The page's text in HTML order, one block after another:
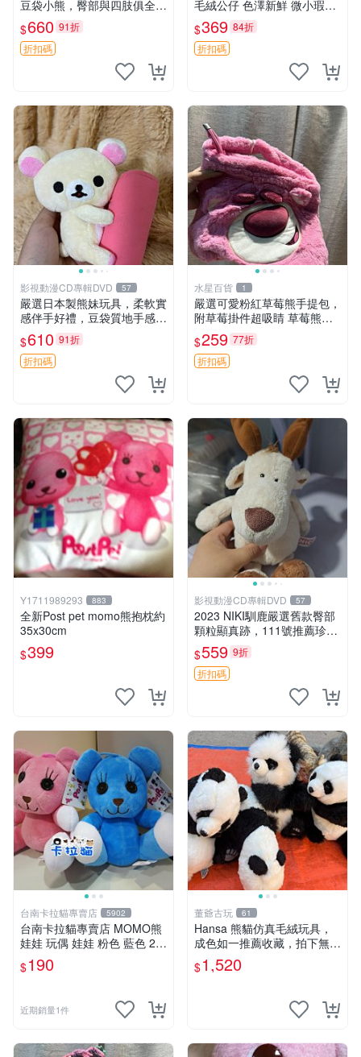
豆袋小熊，臀部與四肢俱全，
坐高11公分，附原盒與吊牌
收藏。藍鼻子小熊，值得擁有
玩具 憶熊
$660 91折
折扣碼
毛絨公仔 色澤新鮮 微小瑕疵
可收藏 中古 安撫熊 條紋公仔
$369 84折
折扣碼
影視動漫CD專輯DVD 57
嚴選日本製熊妹玩具，柔軟實
感伴手好禮，豆袋質地手感
佳，抱枕小熊 recom 推薦 白
色豆袋 玩具
$610 91折
折扣碼
水星百貨 1
嚴選可愛粉紅草莓熊手提包，
附草莓掛件超吸睛 草莓熊手
提包 草莓掛件 可愛portunes
e
$259 77折
折扣碼
Y1711989293 883
全新Post pet momo熊抱枕約
35x30cm
$399
影視動漫CD專輯DVD 57
2023 NIKI馴鹿嚴選舊款臀部
顆粒顯真跡，111號推薦珍藏
品 馴鹿 舊款 尾巴顆粒
$559 9折
折扣碼
台南卡拉貓專賣店 5902
台南卡拉貓專賣店 MOMO熊
娃娃 玩偶 娃娃 粉色 藍色 2色
分售
$190
近期銷量1件
董爺古玩 61
Hansa 熊貓仿真毛絨玩具，
成色如一推薦收藏，拍下無疑
心 熊貓 毛絨玩具 收藏
$1,520